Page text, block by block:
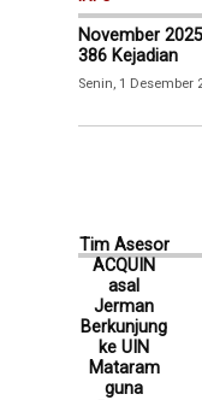
November
386 Kejadian
Senin, 1 Desember
Tim Asesor
ACQUIN
asal
Jerman
Berkunjung
ke UIN
Mataram
guna